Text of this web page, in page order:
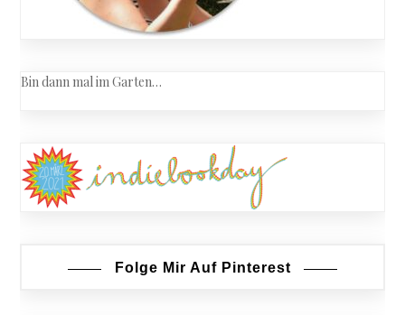
Bin dann mal im Garten…
Folge Mir Auf Pinterest